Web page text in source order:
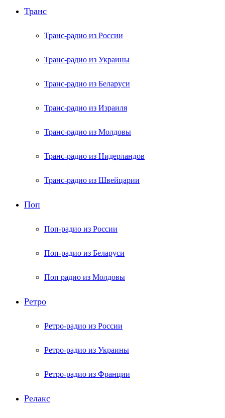
Транс
Транс-радио из России
Транс-радио из Украины
Транс-радио из Беларуси
Транс-радио из Израиля
Транс-радио из Молдовы
Транс-радио из Нидерландов
Транс-радио из Швейцарии
Поп
Поп-радио из России
Поп-радио из Беларуси
Поп радио из Молдовы
Ретро
Ретро-радио из России
Ретро-радио из Украины
Ретро-радио из Франции
Релакс